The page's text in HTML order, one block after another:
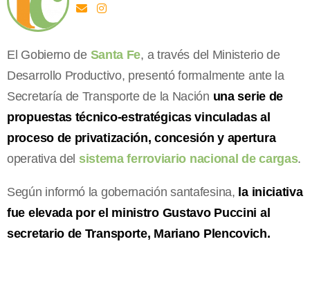
El Gobierno de Santa Fe, a través del Ministerio de
Desarrollo Productivo, presentó formalmente ante la
Secretaría de Transporte de la Nación una serie de
propuestas técnico-estratégicas vinculadas al
proceso de privatización, concesión y apertura
operativa del sistema ferroviario nacional de cargas.
Según informó la gobernación santafesina, la iniciativa
fue elevada por el ministro Gustavo Puccini al
secretario de Transporte, Mariano Plencovich.